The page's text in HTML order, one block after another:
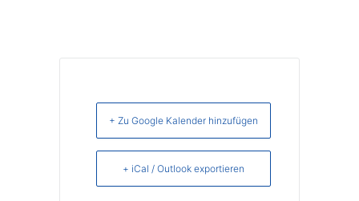
+ Zu Google Kalender hinzufügen
+ iCal / Outlook exportieren